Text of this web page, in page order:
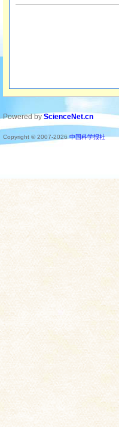
Powered by ScienceNet.cn
Copyright © 2007-2026 中国科学报社